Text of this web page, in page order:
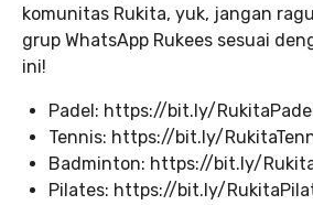
komunitas Rukita, yuk, jangan
grup WhatsApp Rukees sesuai
ini!
Padel: https://bit.ly/RukitaPadel
Tennis: https://bit.ly/
Badminton: https://bit.ly/
Pilates: https://bit.ly/